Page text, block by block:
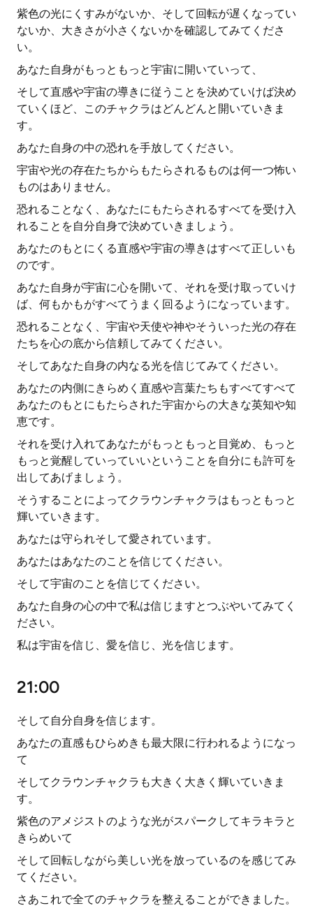
紫色の光にくすみがないか、そして回転が遅くなってい
ないか、大きさが小さくないかを確認してみてくださ
い。
あなた自身がもっともっと宇宙に開いていって、
そして直感や宇宙の導きに従うことを決めていけば決め
ていくほど、このチャクラはどんどんと開いていきま
す。
あなた自身の中の恐れを手放してください。
宇宙や光の存在たちからもたらされるものは何一つ怖い
ものはありません。
恐れることなく、あなたにもたらされるすべてを受け入
れることを自分自身で決めていきましょう。
あなたのもとにくる直感や宇宙の導きはすべて正しいも
のです。
あなた自身が宇宙に心を開いて、それを受け取っていけ
ば、何もかもがすべてうまく回るようになっています。
恐れることなく、宇宙や天使や神やそういった光の存在
たちを心の底から信頼してみてください。
そしてあなた自身の内なる光を信じてみてください。
あなたの内側にきらめく直感や言葉たちもすべてすべて
あなたのもとにもたらされた宇宙からの大きな英知や知
恵です。
それを受け入れてあなたがもっともっと目覚め、もっと
もっと覚醒していっていいということを自分にも許可を
出してあげましょう。
そうすることによってクラウンチャクラはもっともっと
輝いていきます。
あなたは守られそして愛されています。
あなたはあなたのことを信じてください。
そして宇宙のことを信じてください。
あなた自身の心の中で私は信じますとつぶやいてみてく
ださい。
私は宇宙を信じ、愛を信じ、光を信じます。
21:00
そして自分自身を信じます。
あなたの直感もひらめきも最大限に行われるようになっ
て
そしてクラウンチャクラも大きく大きく輝いていきま
す。
紫色のアメジストのような光がスパークしてキラキラと
きらめいて
そして回転しながら美しい光を放っているのを感じてみ
てください。
さあこれで全てのチャクラを整えることができました。